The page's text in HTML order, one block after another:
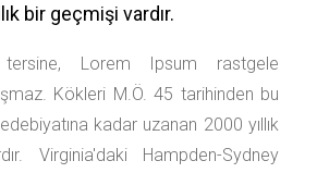
bir geçmişi vardır.
tersine, Lorem Ipsum rastgele
Kökleri M.Ö. 45 tarihinden bu
kadar uzanan 2000 yıllık
Virginia'daki Hampden-Sydney